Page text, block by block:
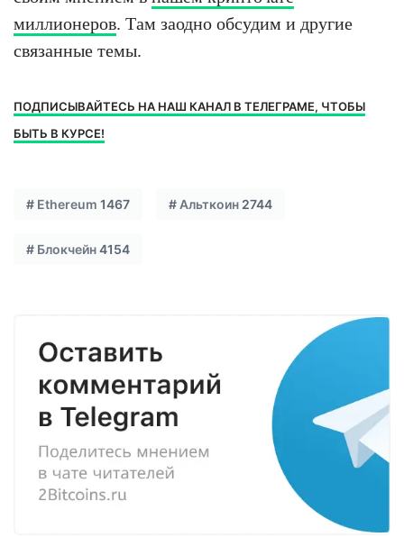
миллионеров. Там заодно обсудим и другие
связанные темы.
ПОДПИСЫВАЙТЕСЬ НА НАШ КАНАЛ В ТЕЛЕГРАМЕ, ЧТОБЫ
БЫТЬ В КУРСЕ!
# Ethereum 1467 # Альткоин 2744
# Блокчейн4154